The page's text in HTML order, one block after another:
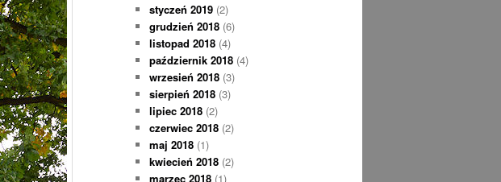
styczeń 2019 (2)
grudzień 2018 (6)
listopad 2018 (4)
październik 2018 (4)
wrzesień 2018 (3)
sierpień 2018 (3)
lipiec 2018 (2)
czerwiec 2018 (2)
maj 2018 (1)
kwiecień 2018 (2)
marzec 2018 (1)